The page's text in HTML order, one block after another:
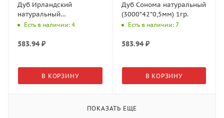
Дуб Ирландский
натуральный
(3000*42*0,5мм) 1гр.
Есть в наличии: 4
583.94₽
В КОРЗИНУ
Дуб Сонома натуральный
(3000*42*0,5мм) 1гр.
Есть в наличии: 7
583.94₽
В КОРЗИНУ
ПОКАЗАТЬ ЕЩЕ